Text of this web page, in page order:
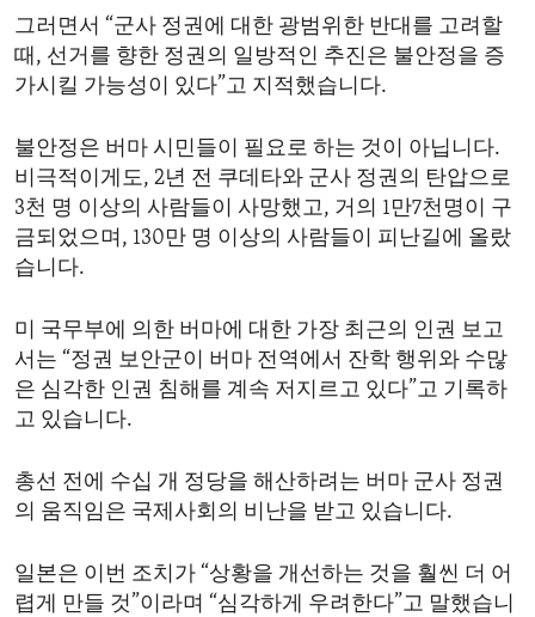
그러면서 “군사 정권에 대한 광범위한 반대를 고려할
때, 선거를 향한 정권의 일방적인 추진은 불안정을 증
가시킬 가능성이 있다”고 지적했습니다.
불안정은 버마 시민들이 필요로 하는 것이 아닙니다.
비극적이게도, 2년 전 쿠데타와 군사 정권의 탄압으로
3천 명 이상의 사람들이 사망했고, 거의 1만7천명이 구
금되었으며, 130만 명 이상의 사람들이 피난길에 올랐
습니다.
미 국무부에 의한 버마에 대한 가장 최근의 인권 보고
서는 “정권 보안군이 버마 전역에서 잔학 행위와 수많
은 심각한 인권 침해를 계속 저지르고 있다”고 기록하
고 있습니다.
총선 전에 수십 개 정당을 해산하려는 버마 군사 정권
의 움직임은 국제사회의 비난을 받고 있습니다.
일본은 이번 조치가 “상황을 개선하는 것을 훨씬 더 어
렵게 만들 것”이라며 “심각하게 우려한다”고 말했습니